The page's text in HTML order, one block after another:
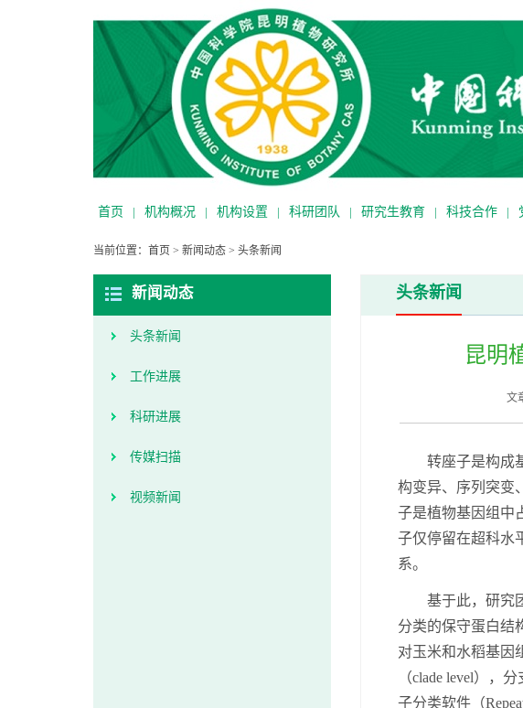
首页 | 机构概况 | 机构设置 | 科研团队 | 研究生教育 | 科技合作 |
当前位置： 首页 > 新闻动态 > 头条新闻
新闻动态
头条新闻
工作进展
科研进展
传媒扫描
视频新闻
头条新闻
昆明
文
转座子是构成
构变异、序列突变
子是植物基因组中
子仅停留在超科水
系。
基于此，研究
分类的保守蛋白结
对玉米和水稻基因
（clade level），分
子分类软件（